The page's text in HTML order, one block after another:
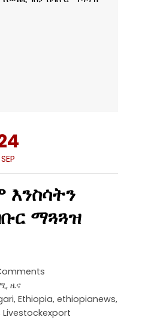
SEP
ማጓጓዝ
, ዜና
, Ethiopia, ethiopianews,
Livestockexport